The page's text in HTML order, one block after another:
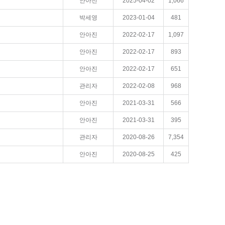
박세영 2023-01-04 481
안아진 2022-02-17 1,097
안아진 2022-02-17 893
안아진 2022-02-17 651
관리자 2022-02-08 968
안아진 2021-03-31 566
안아진 2021-03-31 395
관리자 2020-08-26 7,354
안아진 2020-08-25 425